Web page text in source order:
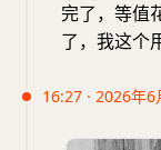
完了，等值
了，我这个
16:27 · 2026年6